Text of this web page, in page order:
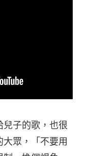
兒子的歌，也很
眾，「不要用